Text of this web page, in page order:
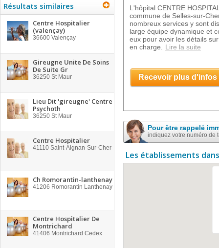
Résultats similaires
Centre Hospitalier
(valençay)
36600 Valençay
Gireugne Unite De Soins
De Suite Gr
36250 St Maur
Lieu Dit 'gireugne' Centre
Psychoth
36250 St Maur
Centre Hospitalier
41110 Saint-Aignan-Sur-Cher
Ch Romorantin-lanthenay
41206 Romorantin Lanthenay
Centre Hospitalier De
Montrichard
41406 Montrichard Cedex
L'hôpital CENTRE
commune de Selles-sur-
nombreux services y sont
large équipe dynamique et
eux pour avoir les détails
en charge.
Lire la suite
Recevoir plus d'infos
Pour être rappelé
indiquez votre numéro de
Les établissements